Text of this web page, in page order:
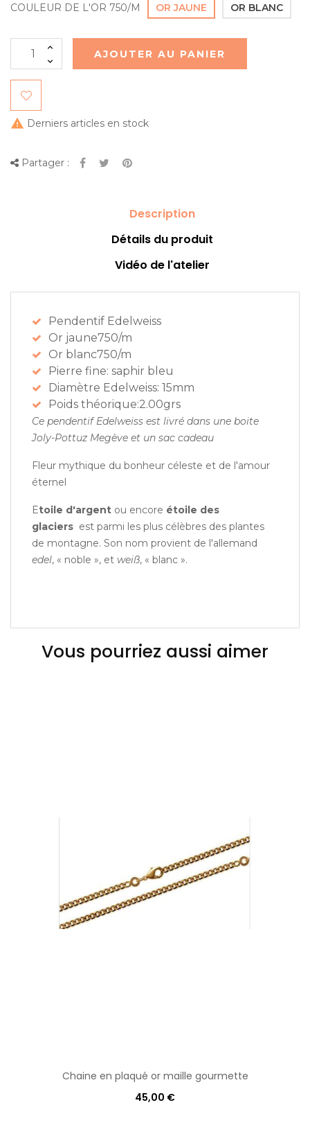
COULEUR DE L'OR 750/M OR JAUNE OR BLANC
AJOUTER AU PANIER
 Derniers articles en stock
Partager :
Description
Détails du produit
Vidéo de l'atelier
Pendentif Edelweiss
Or jaune750/m
Or blanc750/m
Pierre fine: saphir bleu
Diamètre Edelweiss: 15mm
Poids théorique:2.00grs
Ce pendentif Edelweiss est livré dans une boite
Joly-Pottuz Megève et un sac cadeau
Fleur mythique du bonheur céleste et de l'amour
éternel
Etoile d'argent ou encore étoile des
glaciers est parmi les plus célèbres des plantes
de montagne. Son nom provient de l'allemand
edel, « noble », et weiß, « blanc ».
Vous pourriez aussi aimer
Chaine en plaqué or maille gourmette
45,00 €